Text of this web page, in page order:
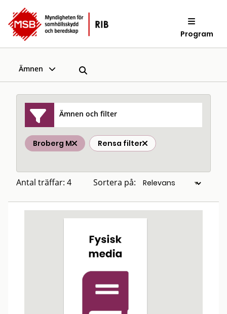
Program
Ämnen
Ämnen och filter
Broberg M Rensa filter
Antal träffar: 4 Sortera på: